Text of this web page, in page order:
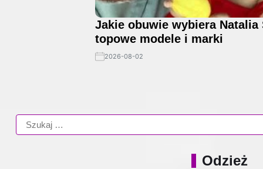
Jakie obuwie wybiera Natalia
topowe modele i marki
2026-08-02
Odzież